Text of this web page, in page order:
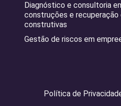
Diagnóstico e consultoria
construções e recuperação
construtivas
Gestão de riscos em
Política de